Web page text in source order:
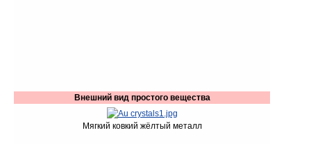
Внешний вид простого вещества
Мягкий ковкий жёлтый металл